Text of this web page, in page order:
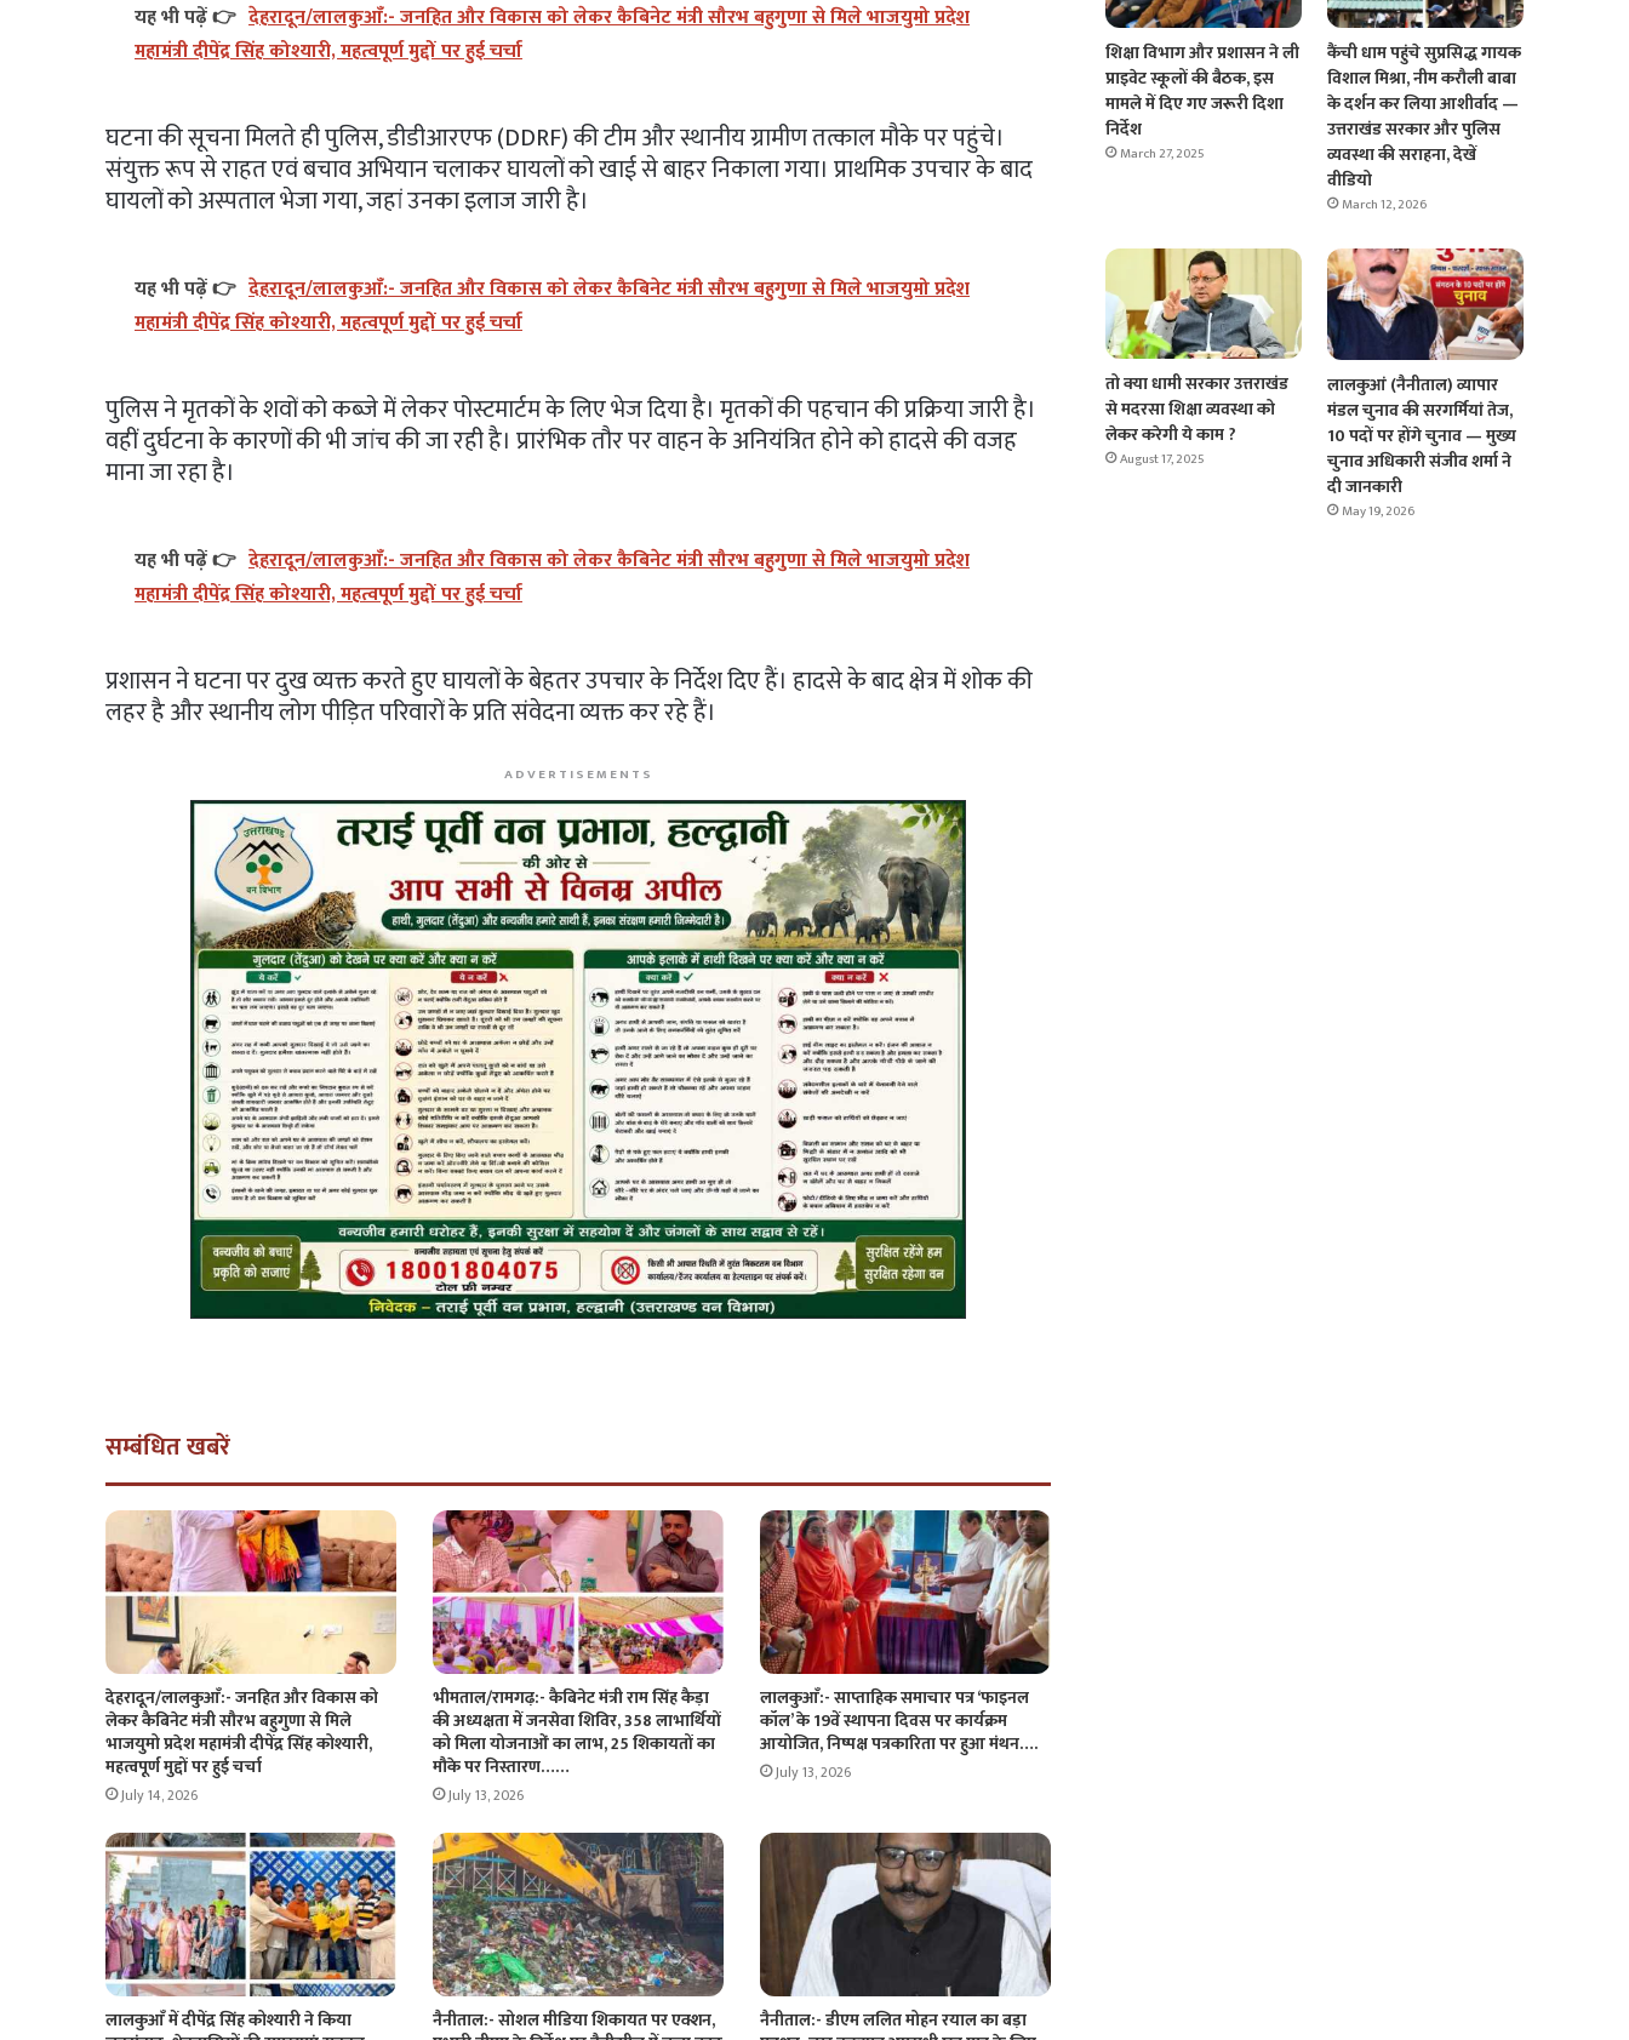
यह भी पढ़ें 👉 देहरादून/लालकुआँ:- जनहित और विकास को लेकर कैबिनेट मंत्री सौरभ बहुगुणा से मिले भाजयुमो प्रदेश
महामंत्री दीपेंद्र सिंह कोश्यारी, महत्वपूर्ण मुद्दों पर हुई चर्चा
घटना की सूचना मिलते ही पुलिस, डीडीआरएफ (DDRF) की टीम और स्थानीय ग्रामीण तत्काल मौके पर पहुंचे।
संयुक्त रूप से राहत एवं बचाव अभियान चलाकर घायलों को खाई से बाहर निकाला गया। प्राथमिक उपचार के बाद
घायलों को अस्पताल भेजा गया, जहां उनका इलाज जारी है।
यह भी पढ़ें 👉 देहरादून/लालकुआँ:- जनहित और विकास को लेकर कैबिनेट मंत्री सौरभ बहुगुणा से मिले भाजयुमो प्रदेश
महामंत्री दीपेंद्र सिंह कोश्यारी, महत्वपूर्ण मुद्दों पर हुई चर्चा
पुलिस ने मृतकों के शवों को कब्जे में लेकर पोस्टमार्टम के लिए भेज दिया है। मृतकों की पहचान की प्रक्रिया जारी है।
वहीं दुर्घटना के कारणों की भी जांच की जा रही है। प्रारंभिक तौर पर वाहन के अनियंत्रित होने को हादसे की वजह
माना जा रहा है।
यह भी पढ़ें 👉 देहरादून/लालकुआँ:- जनहित और विकास को लेकर कैबिनेट मंत्री सौरभ बहुगुणा से मिले भाजयुमो प्रदेश
महामंत्री दीपेंद्र सिंह कोश्यारी, महत्वपूर्ण मुद्दों पर हुई चर्चा
प्रशासन ने घटना पर दुख व्यक्त करते हुए घायलों के बेहतर उपचार के निर्देश दिए हैं। हादसे के बाद क्षेत्र में शोक की
लहर है और स्थानीय लोग पीड़ित परिवारों के प्रति संवेदना व्यक्त कर रहे हैं।
ADVERTISEMENTS
सम्बंधित खबरें
देहरादून/लालकुआँ:- जनहित और विकास को
लेकर कैबिनेट मंत्री सौरभ बहुगुणा से मिले
भाजयुमो प्रदेश महामंत्री दीपेंद्र सिंह कोश्यारी,
महत्वपूर्ण मुद्दों पर हुई चर्चा
July 14, 2026
भीमताल/रामगढ़:- कैबिनेट मंत्री राम सिंह कैड़ा
की अध्यक्षता में जनसेवा शिविर, 358 लाभार्थियों
को मिला योजनाओं का लाभ, 25 शिकायतों का
मौके पर निस्तारण……
July 13, 2026
लालकुआँ:- साप्ताहिक समाचार पत्र ‘फाइनल
कॉल’ के 19वें स्थापना दिवस पर कार्यक्रम
आयोजित, निष्पक्ष पत्रकारिता पर हुआ मंथन….
July 13, 2026
लालकुआँ में दीपेंद्र सिंह कोश्यारी ने किया
नैनीताल:- सोशल मीडिया शिकायत पर एक्शन,
नैनीताल:- डीएम ललित मोहन रयाल का बड़ा
शिक्षा विभाग और प्रशासन ने ली
प्राइवेट स्कूलों की बैठक, इस
मामले में दिए गए जरूरी दिशा
निर्देश
March 27, 2025
कैंची धाम पहुंचे सुप्रसिद्ध गायक
विशाल मिश्रा, नीम करौली बाबा
के दर्शन कर लिया आशीर्वाद —
उत्तराखंड सरकार और पुलिस
व्यवस्था की सराहना, देखें
वीडियो
March 12, 2026
तो क्या धामी सरकार उत्तराखंड
से मदरसा शिक्षा व्यवस्था को
लेकर करेगी ये काम ?
August 17, 2025
लालकुआं (नैनीताल) व्यापार
मंडल चुनाव की सरगर्मियां तेज,
10 पदों पर होंगे चुनाव — मुख्य
चुनाव अधिकारी संजीव शर्मा ने
दी जानकारी
May 19, 2026